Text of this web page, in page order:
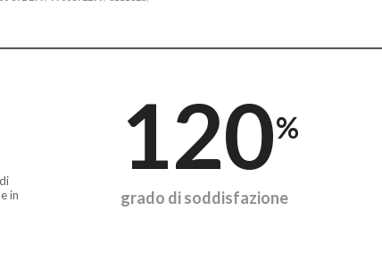
in
120%
grado di soddisfazione